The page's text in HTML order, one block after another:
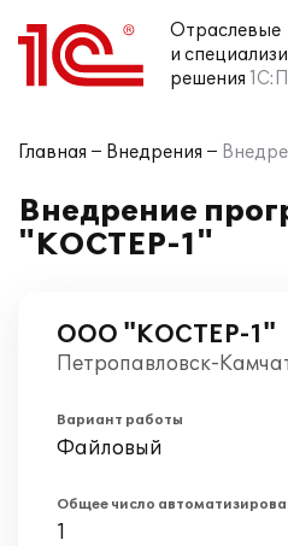
Отраслевые
и
решения
Главная Внедрения
Внедрение
"КОСТЕР-1"
ООО "КОСТЕР-1"
Петропавловск-
Вариант работы
Файловый
Общее число
1